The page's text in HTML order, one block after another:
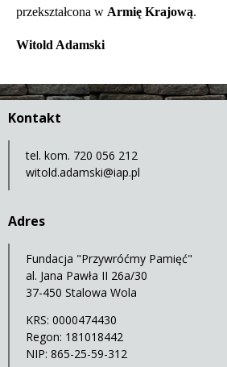
przekształcona w Armię Krajową.
Witold Adamski
Kontakt
tel. kom. 720 056 212
witold.adamski@iap.pl
Adres
Fundacja "Przywróćmy Pamięć"
al. Jana Pawła II 26a/30
37-450 Stalowa Wola
KRS: 0000474430
Regon: 181018442
NIP: 865-25-59-312